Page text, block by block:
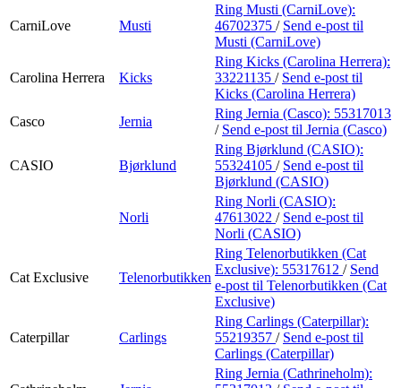
CarniLove Musti
Ring Musti (CarniLove):
46702375 / Send e-post til
Musti (CarniLove)
Carolina Herrera Kicks
Ring Kicks (Carolina Herrera):
33221135 / Send e-post til
Kicks (Carolina Herrera)
Casco
Jernia
Ring Jernia (Casco): 55317013
/ Send e-post til Jernia (Casco)
CASIO Bjørklund
Ring Bjørklund (CASIO):
55324105 / Send e-post til
Bjørklund (CASIO)
Norli
Ring Norli (CASIO):
47613022 / Send e-post til
Norli (CASIO)
Cat Exclusive Telenorbutikken
Ring Telenorbutikken (Cat
Exclusive): 55317612 / Send
e-post til Telenorbutikken (Cat
Exclusive)
Caterpillar Carlings
Ring Carlings (Caterpillar):
55219357 / Send e-post til
Carlings (Caterpillar)
Ring Jernia (Cathrineholm):